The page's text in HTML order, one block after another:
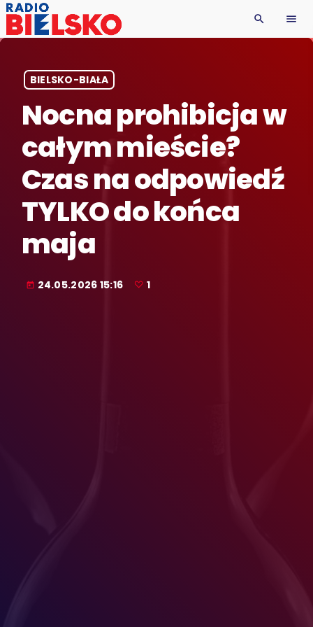
search menu
BIELSKO-BIAŁA
Nocna prohibicja w
całym mieście?
Czas na odpowiedź
TYLKO do końca
maja
today 24.05.2026 15:16 1